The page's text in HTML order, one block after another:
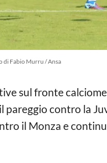
di Fabio Murru / Ansa
sul fronte
pareggio contro la
il Monza e